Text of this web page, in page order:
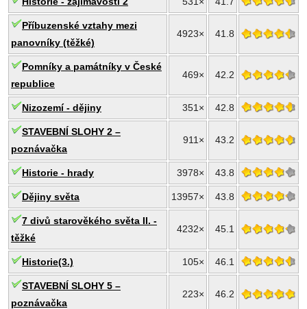
Příbuzenské vztahy mezi
panovníky (těžké)
4923× 41.8
Pomníky a památníky v České
republice
469× 42.2
Nizozemí - dějiny 351× 42.8
STAVEBNÍ SLOHY 2 –
poznávačka
911× 43.2
Historie - hrady 3978× 43.8
Dějiny světa 13957× 43.8
7 divů starověkého světa II. -
těžké
4232× 45.1
Historie(3.) 105× 46.1
STAVEBNÍ SLOHY 5 –
poznávačka
223× 46.2